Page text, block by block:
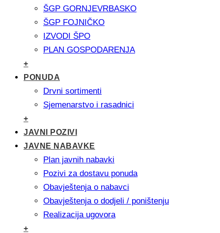
ŠGP GORNJEVRBASKO
ŠGP FOJNIČKO
IZVODI ŠPO
PLAN GOSPODARENJA
+
PONUDA
Drvni sortimenti
Sjemenarstvo i rasadnici
+
JAVNI POZIVI
JAVNE NABAVKE
Plan javnih nabavki
Pozivi za dostavu ponuda
Obavještenja o nabavci
Obavještenja o dodjeli / poništenju
Realizacija ugovora
+